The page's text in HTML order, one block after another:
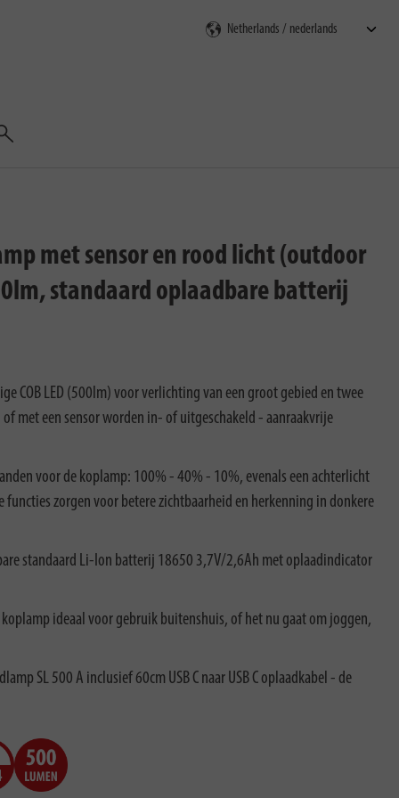
Zoeken
met sensor en rood licht (outdoor
standaard oplaadbare batterij
COB LED (500lm) voor verlichting van een groot gebied en twee
met een sensor worden in- of uitgeschakeld - aanraakvrije
voor de koplamp: 100% - 40% - 10%, evenals een achterlicht
zorgen voor betere zichtbaarheid en herkenning in donkere
standaard Li-Ion batterij 18650 3,7V/2,6Ah met oplaadindicator
ideaal voor gebruik buitenshuis, of het nu gaat om joggen,
SL 500 A inclusief 60cm USB C naar USB C oplaadkabel - de